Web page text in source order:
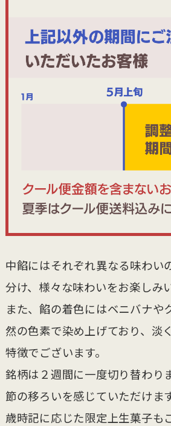
中餡にはそれぞれ異なる味わい
分け、様々な味わいをお楽しみ
また、餡の着色にはベニバナや
然の色素で染め上げており、淡
特徴でございます。
銘柄は２週間に一度切り替わり
節の移ろいを感じていただけます
歳時記に応じた限定上生菓子も